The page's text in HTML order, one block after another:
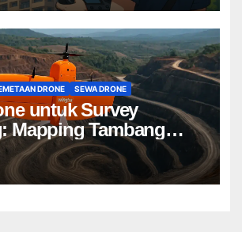
DRONE SEWA DRONE
untuk Survey
Mapping Tambang
Lebih Cepat & Akurat